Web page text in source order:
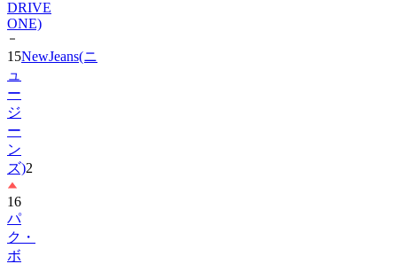
DRIVE
ONE)
15NewJeans(ニ
ュ
ー
ジ
ー
ン
ズ)2
16
パ
ク・
ボ